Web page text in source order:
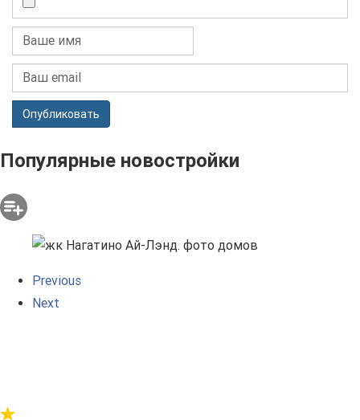
Опубликовать
Популярные новостройки
Previous
Next